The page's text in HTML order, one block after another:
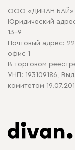
Политика
Политика в
ООО «ДИВАН БАЙ»
Юридический
13-9
Почтовый адрес:
офис 1
В торговом
УНП: 193109186,
комитетом